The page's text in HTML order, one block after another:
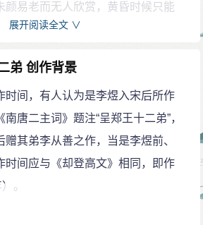
颜易老而无人欣赏，黄昏时候只能
展开阅读全文 ∨
弟 创作背景
间，有人认为是李煜入宋后所作
唐二主词》题注“呈郑王十二弟”，
其弟李从善之作，当是李煜前、
时间应与《却登高文》相同，即作
。